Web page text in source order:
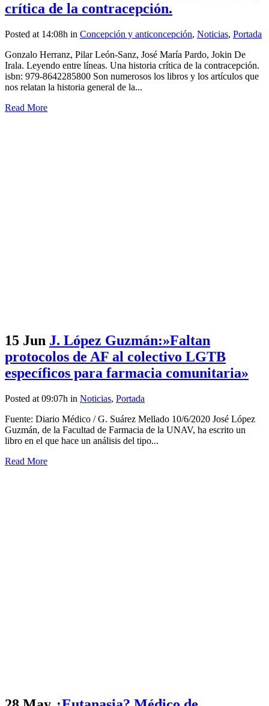
crítica de la contracepción.
Posted at 14:08h in Concepción y anticoncepción, Noticias, Portada
Gonzalo Herranz, Pilar León-Sanz, José María Pardo, Jokin De
Irala. Leyendo entre líneas. Una historia crítica de la contracepción.
isbn: 979-8642285800 Son numerosos los libros y los artículos que
nos relatan la historia general de la...
Read More
15 Jun J. López Guzmán:»Faltan
protocolos de AF al colectivo LGTB
específicos para farmacia comunitaria»
Posted at 09:07h in Noticias, Portada
Fuente: Diario Médico / G. Suárez Mellado 10/6/2020 José López
Guzmán, de la Facultad de Farmacia de la UNAV, ha escrito un
libro en el que hace un análisis del tipo...
Read More